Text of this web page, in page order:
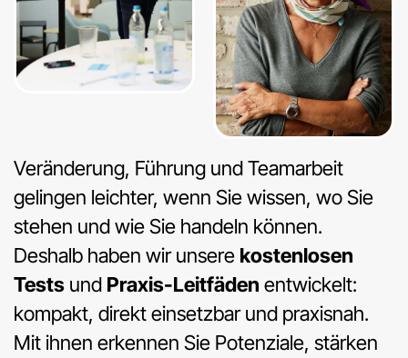
Veränderung, Führung und Teamarbeit
gelingen leichter, wenn Sie wissen, wo Sie
stehen und wie Sie handeln können.
Deshalb haben wir unsere kostenlosen
Tests und Praxis-Leitfäden entwickelt:
kompakt, direkt einsetzbar und praxisnah.
Mit ihnen erkennen Sie Potenziale, stärken